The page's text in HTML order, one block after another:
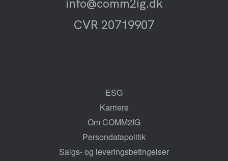
info@comm2ig.dk
CVR 20719907
ESG
Karriere
Om COMM2IG
Persondatapolitik
Salgs- og leveringsbetingelser